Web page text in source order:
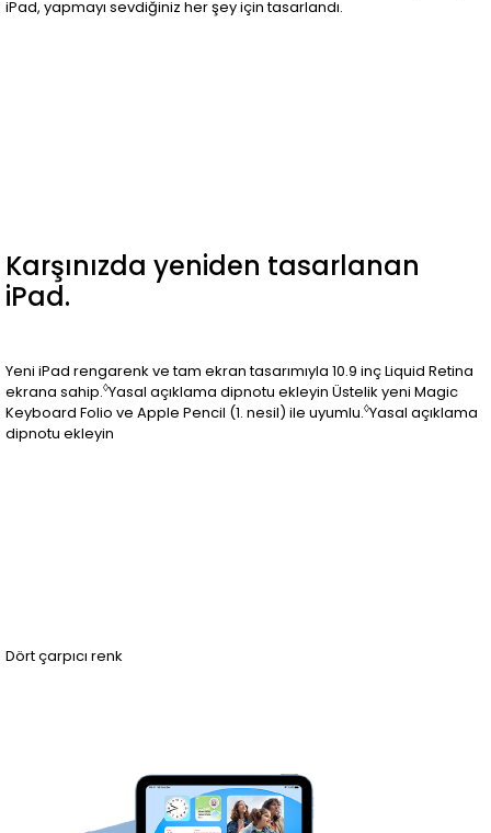
iPad, yapmayı sevdiğiniz her şey için tasarlandı.
Karşınızda yeniden tasarlanan
iPad.
Yeni iPad rengarenk ve tam ekran tasarımıyla 10.9 inç Liquid Retina
ekrana sahip.◊Yasal açıklama dipnotu ekleyin Üstelik yeni Magic
Keyboard Folio ve Apple Pencil (1. nesil) ile uyumlu.◊Yasal açıklama
dipnotu ekleyin
Dört çarpıcı renk